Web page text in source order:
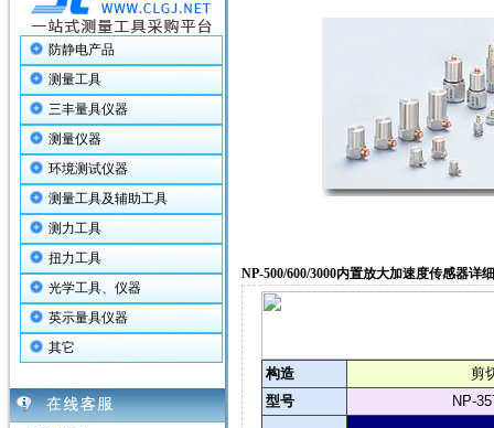
防静电产品
测量工具
三丰量具仪器
测量仪器
环境测试仪器
测量工具及辅助工具
测力工具
扭力工具
光学工具、仪器
英示量具仪器
其它
NP-500/600/3000内置放大加速度传感器详
构造
剪
型号
NP-